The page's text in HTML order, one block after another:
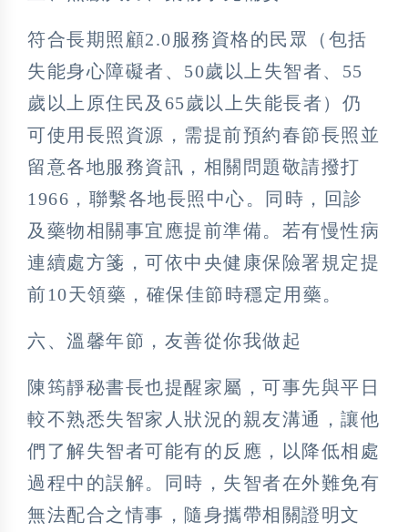
符合長期照顧2.0服務資格的民眾（包括
失能身心障礙者、50歲以上失智者、55
歲以上原住民及65歲以上失能長者）仍
可使用長照資源，需提前預約春節長照並
留意各地服務資訊，相關問題敬請撥打
1966，聯繫各地長照中心。同時，回診
及藥物相關事宜應提前準備。若有慢性病
連續處方箋，可依中央健康保險署規定提
前10天領藥，確保佳節時穩定用藥。
六、溫馨年節，友善從你我做起
陳筠靜秘書長也提醒家屬，可事先與平日
較不熟悉失智家人狀況的親友溝通，讓他
們了解失智者可能有的反應，以降低相處
過程中的誤解。同時，失智者在外難免有
無法配合之情事，隨身攜帶相關證明文